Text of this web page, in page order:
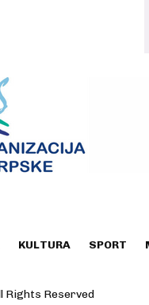
KULTURA SPORT
Rights Reserved